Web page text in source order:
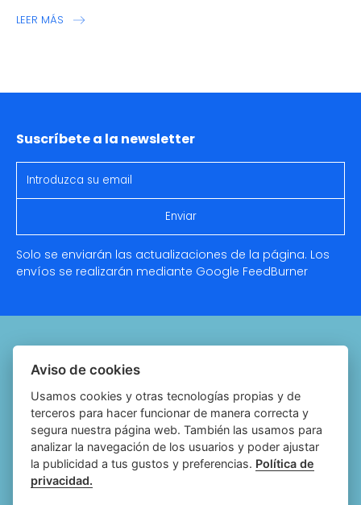
LEER MÁS
Suscríbete a la newsletter
Solo se enviarán las actualizaciones de la página. Los
envíos se realizarán mediante Google FeedBurner
Política de cookies
Política de privacidad
Aviso legal
Aviso de cookies
Usamos cookies y otras tecnologías propias y de
terceros para hacer funcionar de manera correcta y
segura nuestra página web. También las usamos para
analizar la navegación de los usuarios y poder ajustar
la publicidad a tus gustos y preferencias. Política de
privacidad.